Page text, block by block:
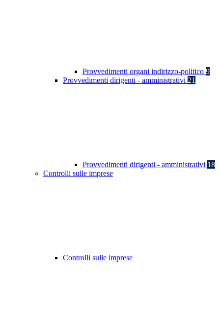
Provvedimenti organi indirizzo-politico 9
Provvedimenti dirigenti - amministrativi 21
Provvedimenti dirigenti - amministrativi 18
Controlli sulle imprese
Controlli sulle imprese